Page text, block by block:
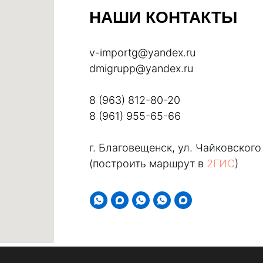
НАШИ КОНТАКТЫ
v-importg@yandex.ru
dmigrupp@yandex.ru
8 (963) 812-80-20
8 (961) 955-65-66
г. Благовещенск, ул. Чайковского
(построить маршрут в 2ГИС)